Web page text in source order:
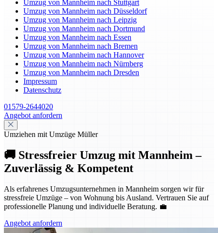
Umzug von Mannheim nach Stuttgart
Umzug von Mannheim nach Düsseldorf
Umzug von Mannheim nach Leipzig
Umzug von Mannheim nach Dortmund
Umzug von Mannheim nach Essen
Umzug von Mannheim nach Bremen
Umzug von Mannheim nach Hannover
Umzug von Mannheim nach Nürnberg
Umzug von Mannheim nach Dresden
Impressum
Datenschutz
01579-2644020
Angebot anfordern
Umziehen mit Umzüge Müller
🚚 Stressfreier Umzug mit Mannheim –
Zuverlässig & Kompetent
Als erfahrenes Umzugsunternehmen in Mannheim sorgen wir für
stressfreie Umzüge – von Wohnung bis Ausland. Vertrauen Sie auf
professionelle Planung und individuelle Beratung. 💼
Angebot anfordern